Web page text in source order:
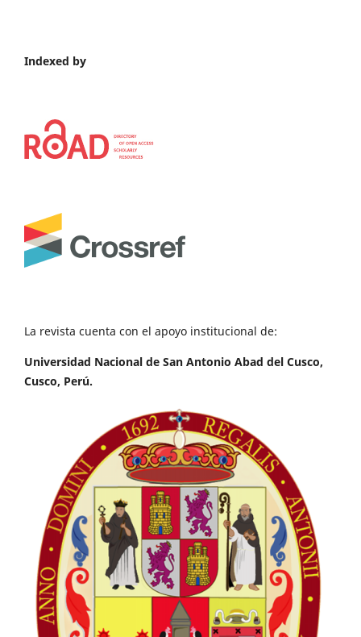
Indexed by
La revista cuenta con el apoyo institucional de:
Universidad Nacional de San Antonio Abad del Cusco,
Cusco, Perú.